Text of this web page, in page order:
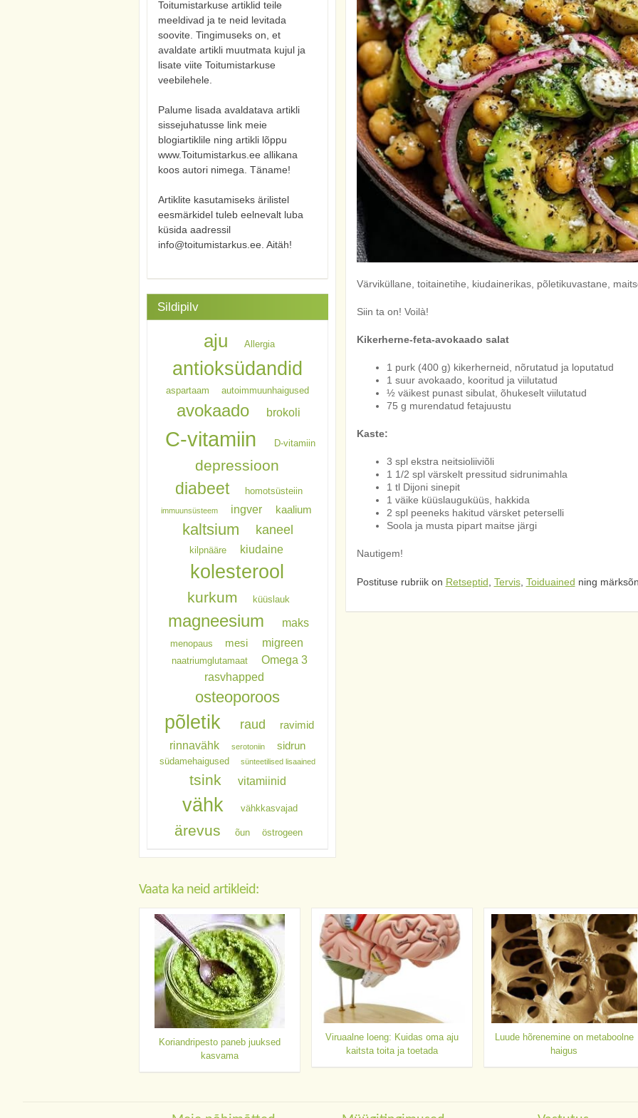
Värviküllane, toitainetihe, kiudainerikas, põletikuvastane,
Siin ta on! Voilà!
Kikerherne-feta-avokaado salat
1 purk (400 g) kikerherneid, nõrutatud ja loputatud
1 suur avokaado, kooritud ja viilutatud
½ väikest punast sibulat, õhukeselt viilutatud
75 g murendatud fetajuustu
Kaste:
3 spl ekstra neitsioliiviõli
1 1/2 spl värskelt pressitud sidrunimahla
1 tl Dijoni sinepit
1 väike küüslauguküüs, hakkida
2 spl peeneks hakitud värsket peterselli
Soola ja musta pipart maitse järgi
Nautigem!
Postituse rubriik on Retseptid Tervis, Toiduained ning
Toitumistarkuse artiklid teile
meeldivad ja te neid levitada
soovite. Tingimuseks on, et
avaldate artikli muutmata kujul ja
lisate viite Toitumistarkuse
veebilehele.
Palume lisada avaldatava artikli
sissejuhatusse link meie
blogiartiklile ning artikli lõppu
www.Toitumistarkus.ee allikana
koos autori nimega. Täname!
Artiklite kasutamiseks ärilistel
eesmärkidel tuleb eelnevalt luba
küsida aadressil
info@toitumistarkus.ee. Aitäh!
Sildipilv
aju Allergia
antioksüdandid
aspartaam autoimmuunhaigused
avokaado brokoli
C-vitamiin D-vitamiin
depressioon
diabeet homotsüsteiin
immuunsüsteem ingver kaalium
kaltsium kaneel
kilpnääre kiudaine
kolesterool
kurkum küüslauk
magneesium maks
menopaus mesi migreen
naatriumglutamaat
Omega 3
rasvhapped
osteoporoos
põletik raud ravimid
rinnavähk serotoniin sidrun
südamehaigused sünteetilised lisaained
tsink vitamiinid
vähk vähkkasvajad
ärevus õun östrogeen
Vaata ka neid artikleid:
Koriandripesto paneb juuksed
kasvama
Viruaalne loeng: Kuidas oma aju
kaitsta toita ja toetada
Luude hõrenemine on metaboolne
haigus